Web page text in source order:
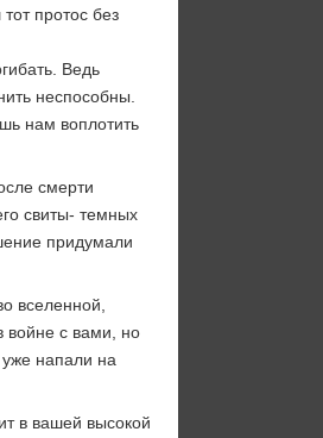
протос без
Ведь
неспособны.
нам воплотить
смерти
свиты- темных
придумали
вселенной,
войне с вами, но
напали на
в вашей высокой